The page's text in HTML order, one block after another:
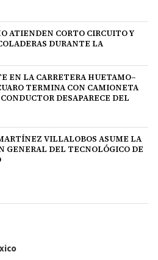
ATIENDEN CORTO CIRCUITO Y
DURANTE LA
EN LA CARRETERA HUETAMO–
TERMINA CON CAMIONETA
DESAPARECE DEL
VILLALOBOS ASUME LA
GENERAL DEL TECNOLÓGICO DE